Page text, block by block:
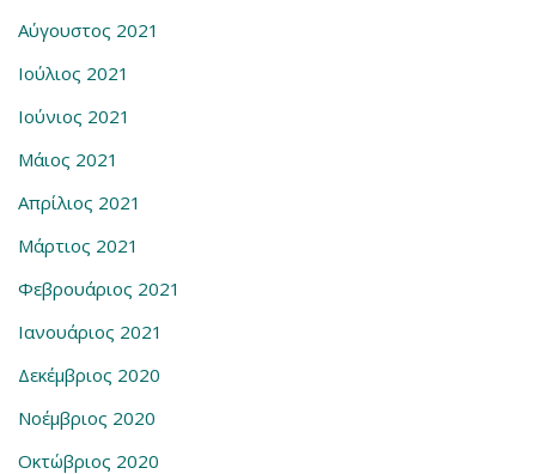
Αύγουστος 2021
Ιούλιος 2021
Ιούνιος 2021
Μάιος 2021
Απρίλιος 2021
Μάρτιος 2021
Φεβρουάριος 2021
Ιανουάριος 2021
Δεκέμβριος 2020
Νοέμβριος 2020
Οκτώβριος 2020